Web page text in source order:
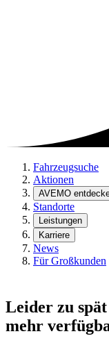
Fahrzeugsuche
Aktionen
AVEMO
Standorte
Leistungen
Karriere
News
Für Großkunden
Leider zu
mehr